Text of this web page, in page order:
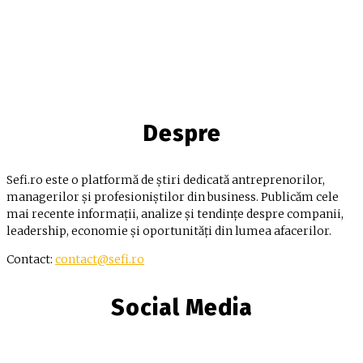
Despre
Sefi.ro este o platformă de știri dedicată antreprenorilor,
managerilor și profesioniștilor din business. Publicăm cele
mai recente informații, analize și tendințe despre companii,
leadership, economie și oportunități din lumea afacerilor.
Contact: contact@sefi.ro
Social Media